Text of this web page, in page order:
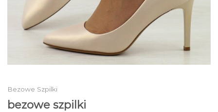
Bezowe Szpilki
bezowe szpilki